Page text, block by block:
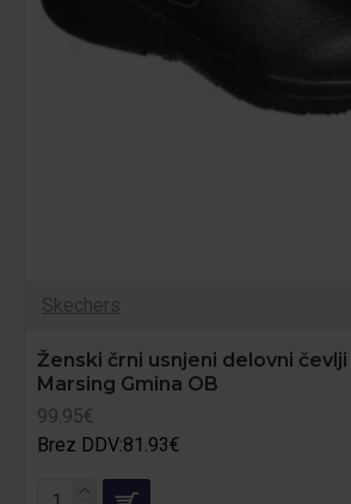
Skechers
Ženski črni usnjeni delovni
Marsing Gmina OB
99.95€
Brez DDV:81.93€